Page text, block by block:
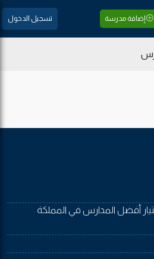
إضافة مدرسة تسجيل الدخول
أفضل المدارس في المملكة